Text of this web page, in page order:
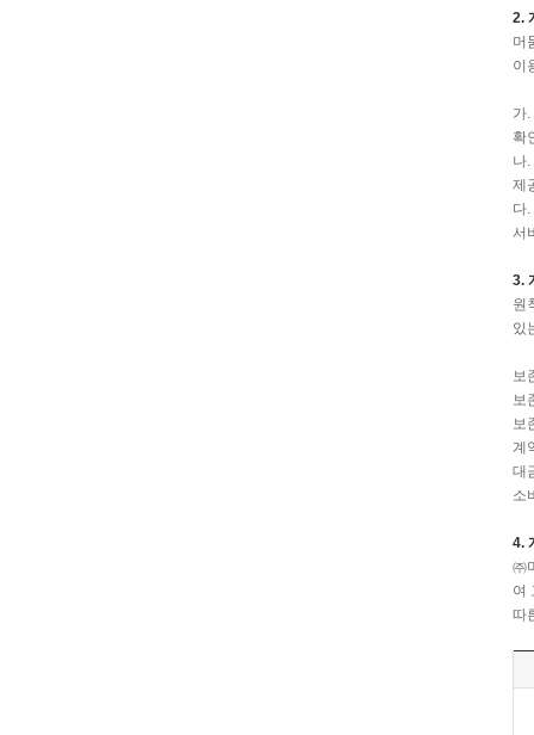
2.
머
이
가
확
나
제
다
서
3.
원
있
보
보
보
계
대
소
4.
㈜
여
따